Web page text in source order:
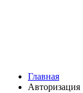
Главная
Авторизация